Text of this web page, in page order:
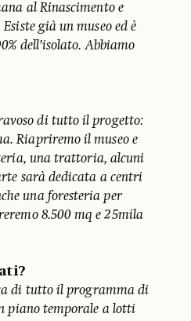
al Rinascimento e
già un museo ed è
dell’isolato. Abbiamo
di tutto il progetto:
Riapriremo il museo e
una trattoria, alcuni
sarà dedicata a centri
una foresteria per
8.500 mq e 25mila
di tutto il programma di
piano temporale a lotti